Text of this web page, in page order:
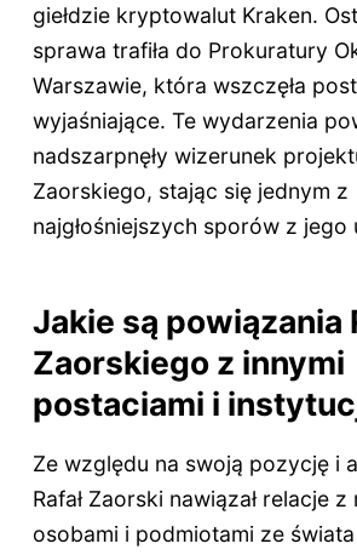
giełdzie kryptowalut Kraken.
sprawa trafiła do Prokuratury
Warszawie, która wszczęła
wyjaśniające. Te wydarzenia
nadszarpnęły wizerunek
Zaorskiego, stając się jednym z
najgłośniejszych sporów z jego
Jakie są powiązania
Zaorskiego z innymi
postaciami i
Ze względu na swoją pozycję i
Rafał Zaorski nawiązał relacje
osobami i podmiotami ze